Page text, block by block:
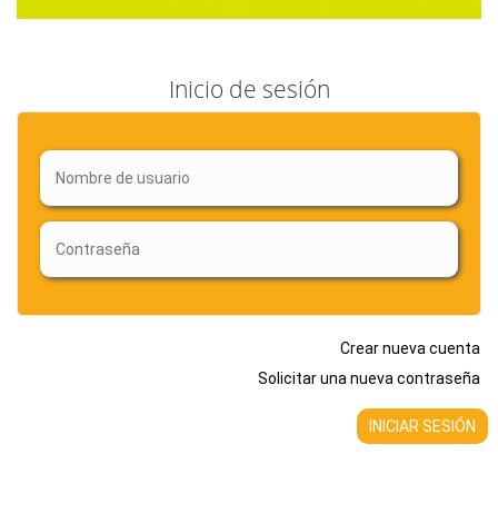
Inicio de sesión
Crear nueva cuenta
Solicitar una nueva contraseña